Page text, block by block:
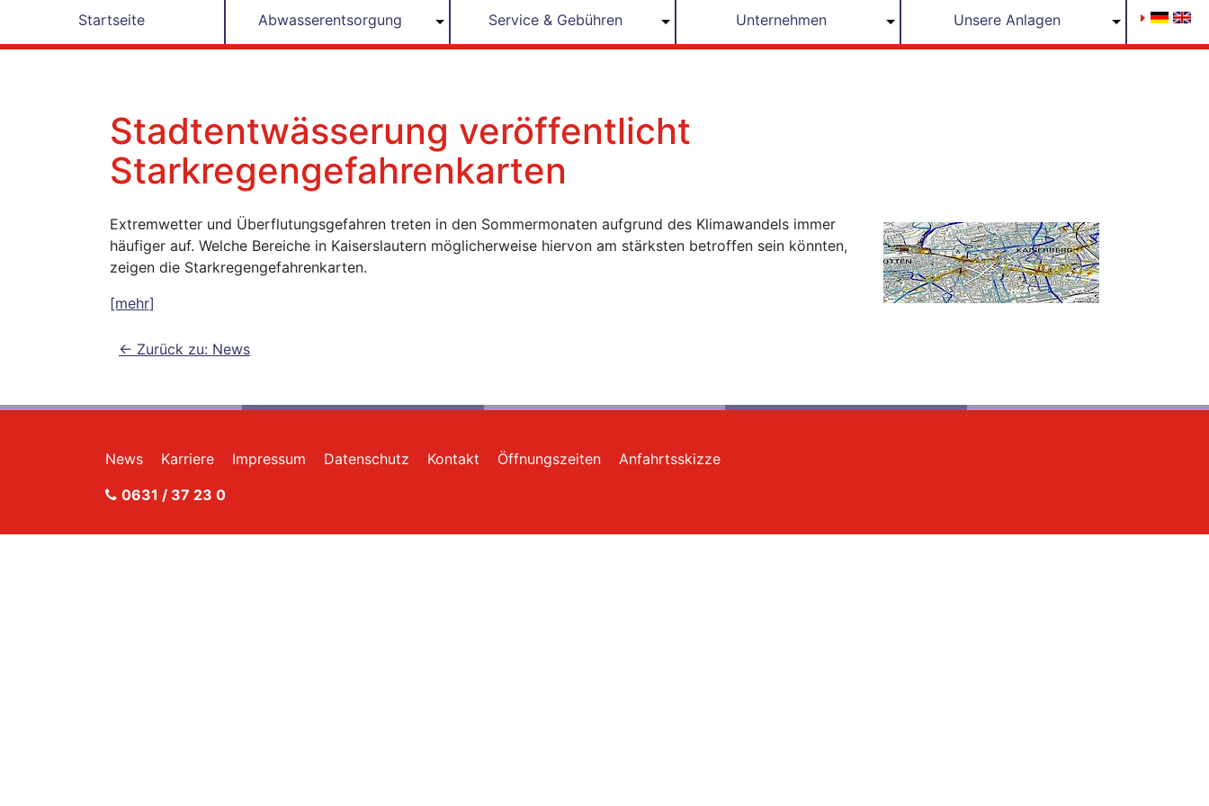
Startseite Abwasserentsorgung Service & Gebühren Unternehmen Unsere Anlagen
Stadtentwässerung veröffentlicht
Starkregengefahrenkarten
Extremwetter und Überflutungsgefahren treten in den Sommermonaten aufgrund des Klimawandels immer
häufiger auf. Welche Bereiche in Kaiserslautern möglicherweise hiervon am stärksten betroffen sein könnten,
zeigen die Starkregengefahrenkarten.
[mehr]
<- Zurück zu: News
News Karriere Impressum Datenschutz Kontakt Öffnungszeiten
Anfahrtsskizze
0631 / 37 23 0